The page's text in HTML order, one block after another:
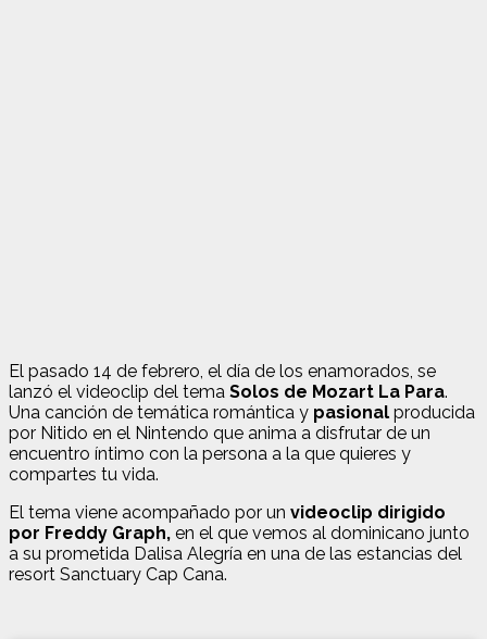
El pasado 14 de febrero, el día de los enamorados, se
lanzó el videoclip del tema Solos de Mozart La Para.
Una canción de temática romántica y pasional producida
por Nitido en el Nintendo que anima a disfrutar de un
encuentro íntimo con la persona a la que quieres y
compartes tu vida.
El tema viene acompañado por un videoclip dirigido
por Freddy Graph, en el que vemos al dominicano junto
a su prometida Dalisa Alegría en una de las estancias del
resort Sanctuary Cap Cana.